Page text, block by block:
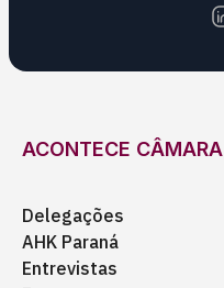
ACONTECE CÂMARA
Delegações
AHK Paraná
Entrevistas